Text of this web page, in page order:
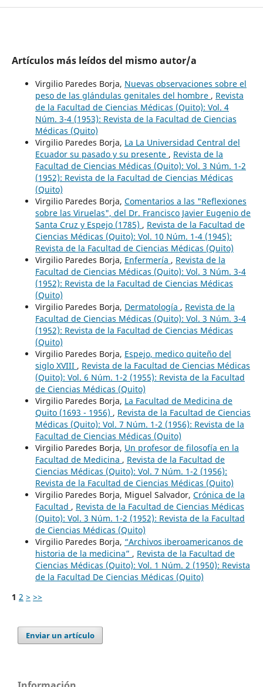
Artículos más leídos del mismo autor/a
Virgilio Paredes Borja, Nuevas observaciones sobre el
peso de las glándulas genitales del hombre , Revista
de la Facultad de Ciencias Médicas (Quito): Vol. 4
Núm. 3-4 (1953): Revista de la Facultad de Ciencias
Médicas (Quito)
Virgilio Paredes Borja, La La Universidad Central del
Ecuador su pasado y su presente , Revista de la
Facultad de Ciencias Médicas (Quito): Vol. 3 Núm. 1-2
(1952): Revista de la Facultad de Ciencias Médicas
(Quito)
Virgilio Paredes Borja, Comentarios a las "Reflexiones
sobre las Viruelas", del Dr. Francisco Javier Eugenio de
Santa Cruz y Espejo (1785) , Revista de la Facultad de
Ciencias Médicas (Quito): Vol. 10 Núm. 1-4 (1945):
Revista de la Facultad de Ciencias Médicas (Quito)
Virgilio Paredes Borja, Enfermería , Revista de la
Facultad de Ciencias Médicas (Quito): Vol. 3 Núm. 3-4
(1952): Revista de la Facultad de Ciencias Médicas
(Quito)
Virgilio Paredes Borja, Dermatología , Revista de la
Facultad de Ciencias Médicas (Quito): Vol. 3 Núm. 3-4
(1952): Revista de la Facultad de Ciencias Médicas
(Quito)
Virgilio Paredes Borja, Espejo, medico quiteño del
siglo XVIII , Revista de la Facultad de Ciencias Médicas
(Quito): Vol. 6 Núm. 1-2 (1955): Revista de la Facultad
de Ciencias Médicas (Quito)
Virgilio Paredes Borja, La Facultad de Medicina de
Quito (1693 - 1956) , Revista de la Facultad de Ciencias
Médicas (Quito): Vol. 7 Núm. 1-2 (1956): Revista de la
Facultad de Ciencias Médicas (Quito)
Virgilio Paredes Borja, Un profesor de filosofía en la
Facultad de Medicina , Revista de la Facultad de
Ciencias Médicas (Quito): Vol. 7 Núm. 1-2 (1956):
Revista de la Facultad de Ciencias Médicas (Quito)
Virgilio Paredes Borja, Miguel Salvador, Crónica de la
Facultad , Revista de la Facultad de Ciencias Médicas
(Quito): Vol. 3 Núm. 1-2 (1952): Revista de la Facultad
de Ciencias Médicas (Quito)
Virgilio Paredes Borja, “Archivos iberoamericanos de
historia de la medicina” , Revista de la Facultad de
Ciencias Médicas (Quito): Vol. 1 Núm. 2 (1950): Revista
de la Facultad De Ciencias Médicas (Quito)
1 2 > >>
Enviar un artículo